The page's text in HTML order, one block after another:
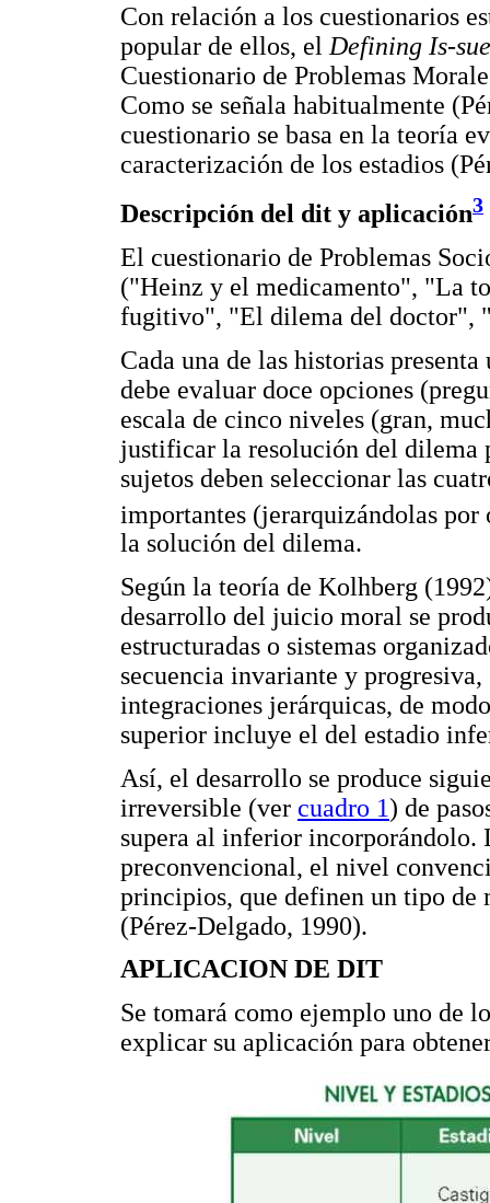
Con relación a los cuestionarios
popular de ellos, el Defining Is-
Cuestionario de Problemas
Como se señala habitualmente
cuestionario se basa en la teoría
caracterización de los estadios
Descripción del dit y aplicación3
El cuestionario de Problemas
("Heinz y el medicamento", "La
fugitivo", "El dilema del doctor",
Cada una de las historias
debe evaluar doce opciones
escala de cinco niveles (gran,
justificar la resolución del dilema
sujetos deben seleccionar las
importantes (jerarquizándolas por
la solución del dilema.
Según la teoría de Kolhberg
desarrollo del juicio moral se
estructuradas o sistemas
secuencia invariante y
integraciones jerárquicas, de
superior incluye el del estadio
Así, el desarrollo se produce
irreversible (ver cuadro 1) de
supera al inferior incorporándolo.
preconvencional, el nivel
principios, que definen un tipo de
(Pérez-Delgado, 1990).
APLICACION DE DIT
Se tomará como ejemplo uno de
explicar su aplicación para